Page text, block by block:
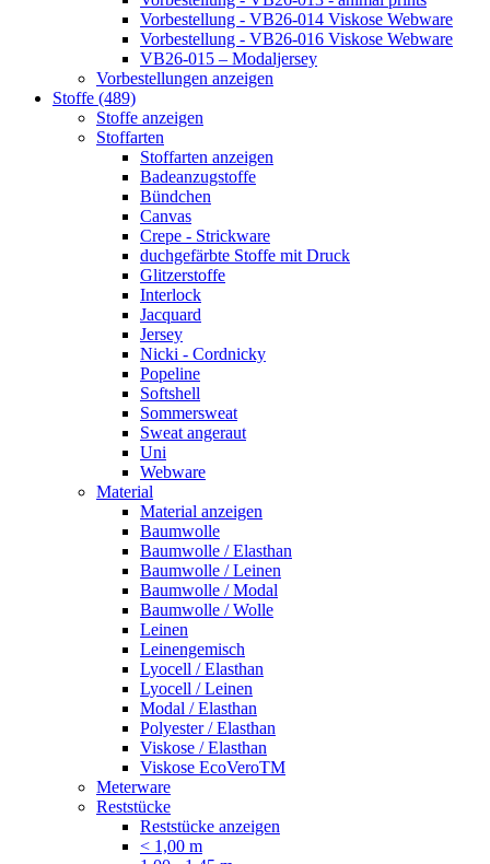
Vorbestellung - VB26-014 Viskose Webware
Vorbestellung - VB26-016 Viskose Webware
VB26-015 – Modaljersey
Vorbestellungen anzeigen
Stoffe (489)
Stoffe anzeigen
Stoffarten
Stoffarten anzeigen
Badeanzugstoffe
Bündchen
Canvas
Crepe - Strickware
duchgefärbte Stoffe mit Druck
Glitzerstoffe
Interlock
Jacquard
Jersey
Nicki - Cordnicky
Popeline
Softshell
Sommersweat
Sweat angeraut
Uni
Webware
Material
Material anzeigen
Baumwolle
Baumwolle / Elasthan
Baumwolle / Leinen
Baumwolle / Modal
Baumwolle / Wolle
Leinen
Leinengemisch
Lyocell / Elasthan
Lyocell / Leinen
Modal / Elasthan
Polyester / Elasthan
Viskose / Elasthan
Viskose EcoVeroTM
Meterware
Reststücke
Reststücke anzeigen
< 1,00 m